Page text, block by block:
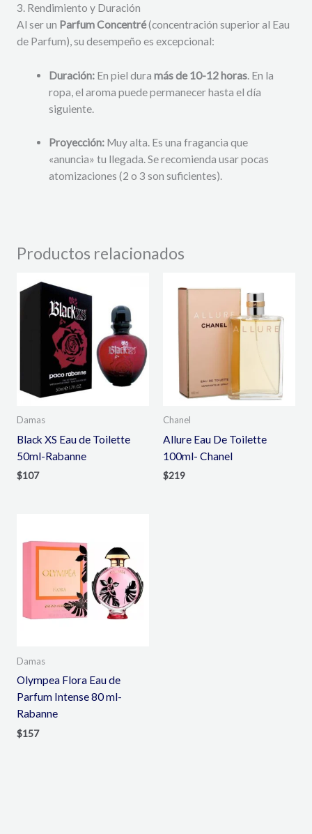
3. Rendimiento y Duración
Al ser un Parfum Concentré(concentración superior al Eau
de Parfum), su desempeño es excepcional:
Duración: En piel duramás de 10-12 horas . En la
ropa, el aroma puede permanecer hasta el día
siguiente.
Proyección: Muy alta. Es una fragancia que
«anuncia» tu llegada. Se recomienda usar pocas
atomizaciones (2 o 3 son suficientes).
Productos relacionados
Damas
Black XS Eau de Toilette
50ml-Rabanne
$107
Chanel
Allure Eau De Toilette
100ml- Chanel
$219
Damas
Olympea Flora Eau de
Parfum Intense 80 ml-
Rabanne
$157